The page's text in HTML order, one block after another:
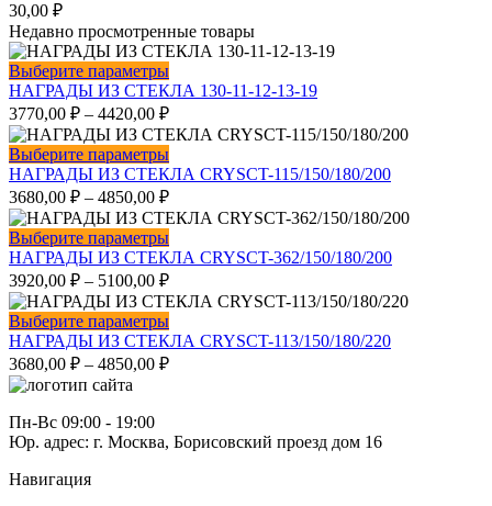
на
странице
товара.
несколько
вариаций.
Опции
можно
выбрать
на
странице
товара.
30,00 ₽
Недавно просмотренные товары
Выберите параметрыЭтот
товар
имеет
несколько
вариаций.
Опции
можно
выбрать
на
странице
товара.
НАГРАДЫ ИЗ СТЕКЛА 130-11-12-13-19
3770,00 ₽ – 4420,00 ₽
Выберите параметрыЭтот
товар
имеет
несколько
вариаций.
Опции
можно
выбрать
на
странице
товара.
НАГРАДЫ ИЗ СТЕКЛА CRYSCT-115/150/180/200
3680,00 ₽ – 4850,00 ₽
Выберите параметрыЭтот
товар
имеет
несколько
вариаций.
Опции
можно
товара.
НАГРАДЫ ИЗ СТЕКЛА CRYSCT-362/150/180/200
3920,00 ₽ – 5100,00 ₽
Выберите параметрыЭтот
товар
имеет
можно
НАГРАДЫ ИЗ СТЕКЛА CRYSCT-113/150/180/220
3680,00 ₽ – 4850,00 ₽
Пн-Вс 09:00 - 19:00
Юр. адрес: г. Москва, Борисовский проезд дом 16
Навигация